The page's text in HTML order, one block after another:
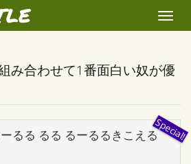
Toggle
み合わせて1番面白い奴が優
るる るる るーるるきこえる